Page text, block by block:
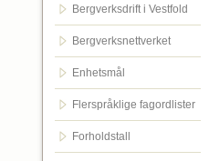
Bergverksdrift i Vestfold
Bergverksnettverket
Enhetsmål
Flerspråklige fagordlister
Forholdstall